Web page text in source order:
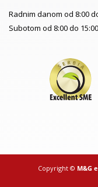
Radnim danom od 8:00
Subotom od 8:00 do 15:00
Copyright © M&G